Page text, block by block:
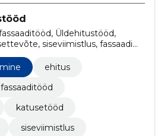
Üldehitustööd,
siseviimistlus, fassaadi
paigaldamine, põranda
ehitus
fassaaditööd
katusetööd
siseviimistlus